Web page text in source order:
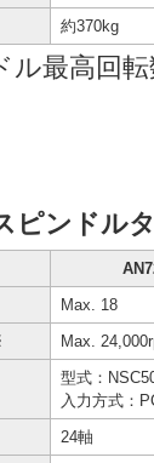
約370kg
最高回
ピンドル
Max. 18
Max.
型式：
入力方式：
24軸